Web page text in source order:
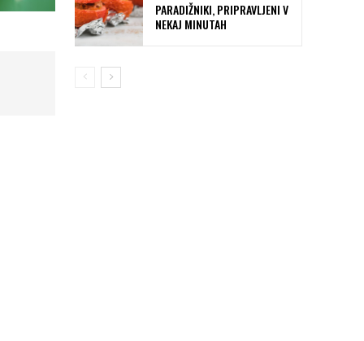
PARADIŽNIKI, PRIPRAVLJENI V
NEKAJ MINUTAH